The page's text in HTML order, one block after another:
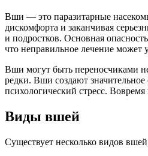
Вши — это паразитарные
дискомфорта и заканчивая
и подростков. Основная
что неправильное лечение может
Вши могут быть переносчиками
редки. Вши создают значительное
психологический стресс.
Виды вшей
Существует несколько видов